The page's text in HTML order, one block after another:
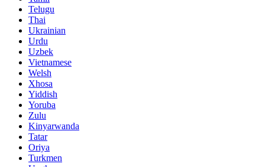
Telugu
Thai
Ukrainian
Urdu
Uzbek
Vietnamese
Welsh
Xhosa
Yiddish
Yoruba
Zulu
Kinyarwanda
Tatar
Oriya
Turkmen